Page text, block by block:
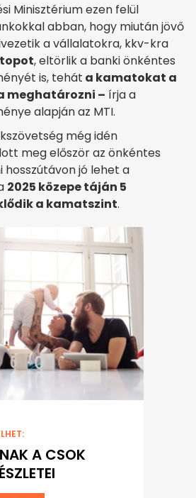
Minisztérium ezen felül
abban, hogy miután jövő
a vállalatokra, kkv-kra
, eltörlik a banki önkéntes
is, tehát a kamatokat a
meghatározni – írja a
alapján az MTI.
még idén
meg először az önkéntes
jó lehet a
2025 közepe táján 5
a kamatszint.
A CSOK